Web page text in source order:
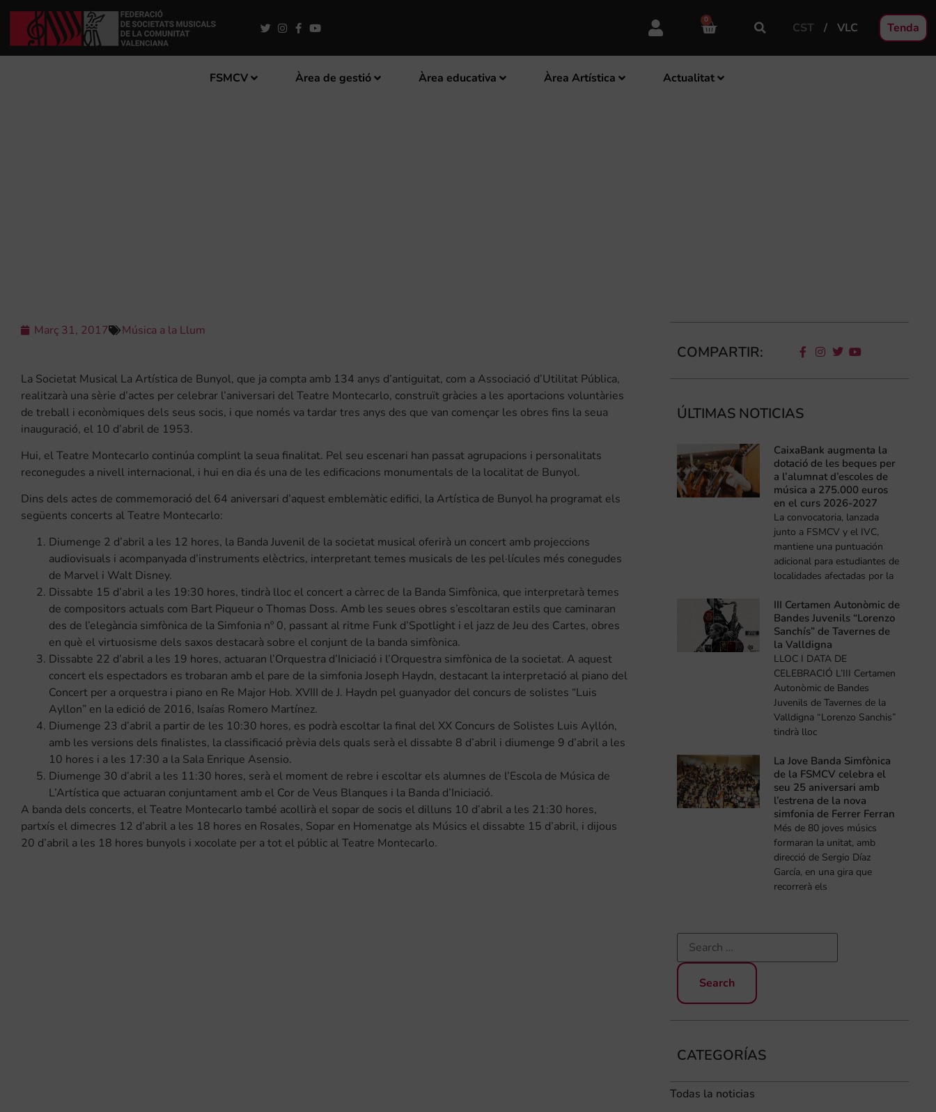
0
CST VLC Tenda
FSMCV Àrea de gestió Àrea educativa Àrea Artística Actualitat
Març 31, 2017 Música a la Llum
La Societat Musical La Artística de Bunyol, que ja compta amb 134 anys d’antiguitat, com a Associació d’Utilitat Pública,
realitzarà una sèrie d’actes per celebrar l’aniversari del Teatre Montecarlo, construït gràcies a les aportacions voluntàries
de treball i econòmiques dels seus socis, i que només va tardar tres anys des que van començar les obres fins la seua
inauguració, el 10 d’abril de 1953.
Hui, el Teatre Montecarlo continúa complint la seua finalitat. Pel seu escenari han passat agrupacions i personalitats
reconegudes a nivell internacional, i hui en dia és una de les edificacions monumentals de la localitat de Bunyol.
Dins dels actes de commemoració del 64 aniversari d’aquest emblemàtic edifici, la Artística de Bunyol ha programat els
següents concerts al Teatre Montecarlo:
Diumenge 2 d’abril a les 12 hores, la Banda Juvenil de la societat musical oferirà un concert amb projeccions
audiovisuals i acompanyada d’instruments elèctrics, interpretant temes musicals de les pel·lícules més conegudes
de Marvel i Walt Disney.
Dissabte 15 d’abril a les 19:30 hores, tindrà lloc el concert a càrrec de la Banda Simfònica, que interpretarà temes
de compositors actuals com Bart Piqueur o Thomas Doss. Amb les seues obres s’escoltaran estils que caminaran
des de l’elegància simfònica de la Simfonia nº 0, passant al ritme Funk d’Spotlight i el jazz de Jeu des Cartes, obres
en què el virtuosisme dels saxos destacarà sobre el conjunt de la banda simfònica.
Dissabte 22 d’abril a les 19 hores, actuaran l’Orquestra d’Iniciació i l’Orquestra simfònica de la societat. A aquest
concert els espectadors es trobaran amb el pare de la simfonia Joseph Haydn, destacant la interpretació al piano del
Concert per a orquestra i piano en Re Major Hob. XVIII de J. Haydn pel guanyador del concurs de solistes “Luis
Ayllon” en la edició de 2016, Isaías Romero Martínez.
Diumenge 23 d’abril a partir de les 10:30 hores, es podrà escoltar la final del XX Concurs de Solistes Luis Ayllón,
amb les versions dels finalistes, la classificació prèvia dels quals serà el dissabte 8 d’abril i diumenge 9 d’abril a les
10 hores i a les 17:30 a la Sala Enrique Asensio.
Diumenge 30 d’abril a les 11:30 hores, serà el moment de rebre i escoltar els alumnes de l’Escola de Música de
L’Artística que actuaran conjuntament amb el Cor de Veus Blanques i la Banda d’Iniciació.
A banda dels concerts, el Teatre Montecarlo també acollirà el sopar de socis el dilluns 10 d’abril a les 21:30 hores,
partxís el dimecres 12 d’abril a les 18 hores en Rosales, Sopar en Homenatge als Músics el dissabte 15 d’abril, i dijous
20 d’abril a les 18 hores bunyols i xocolate per a tot el públic al Teatre Montecarlo.
COMPARTIR:
ÚLTIMAS NOTICIAS
CaixaBank augmenta la
dotació de les beques per
a l’alumnat d’escoles de
música a 275.000 euros
en el curs 2026-2027
La convocatoria, lanzada
junto a FSMCV y el IVC,
mantiene una puntuación
adicional para estudiantes de
localidades afectadas por la
III Certamen Autonòmic de
Bandes Juvenils “Lorenzo
Sanchís” de Tavernes de
la Valldigna
LLOC I DATA DE
CELEBRACIÓ L’III Certamen
Autonòmic de Bandes
Juvenils de Tavernes de la
Valldigna “Lorenzo Sanchis”
tindrà lloc
La Jove Banda Simfònica
de la FSMCV celebra el
seu 25 aniversari amb
l’estrena de la nova
simfonia de Ferrer Ferran
Més de 80 joves músics
formaran la unitat, amb
direcció de Sergio Díaz
García, en una gira que
recorrerà els
CATEGORÍAS
Todas la noticias